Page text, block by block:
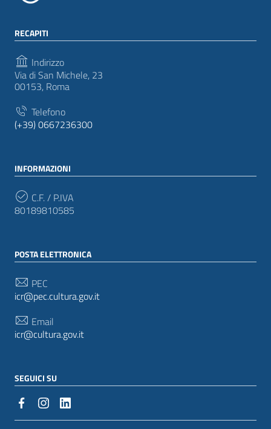
RECAPITI
Indirizzo
Via di San Michele, 23
00153, Roma
Telefono
(+39) 0667236300
INFORMAZIONI
C.F. / P.IVA
80189810585
POSTA ELETTRONICA
PEC
icr@pec.cultura.gov.it
Email
icr@cultura.gov.it
SEGUICI SU